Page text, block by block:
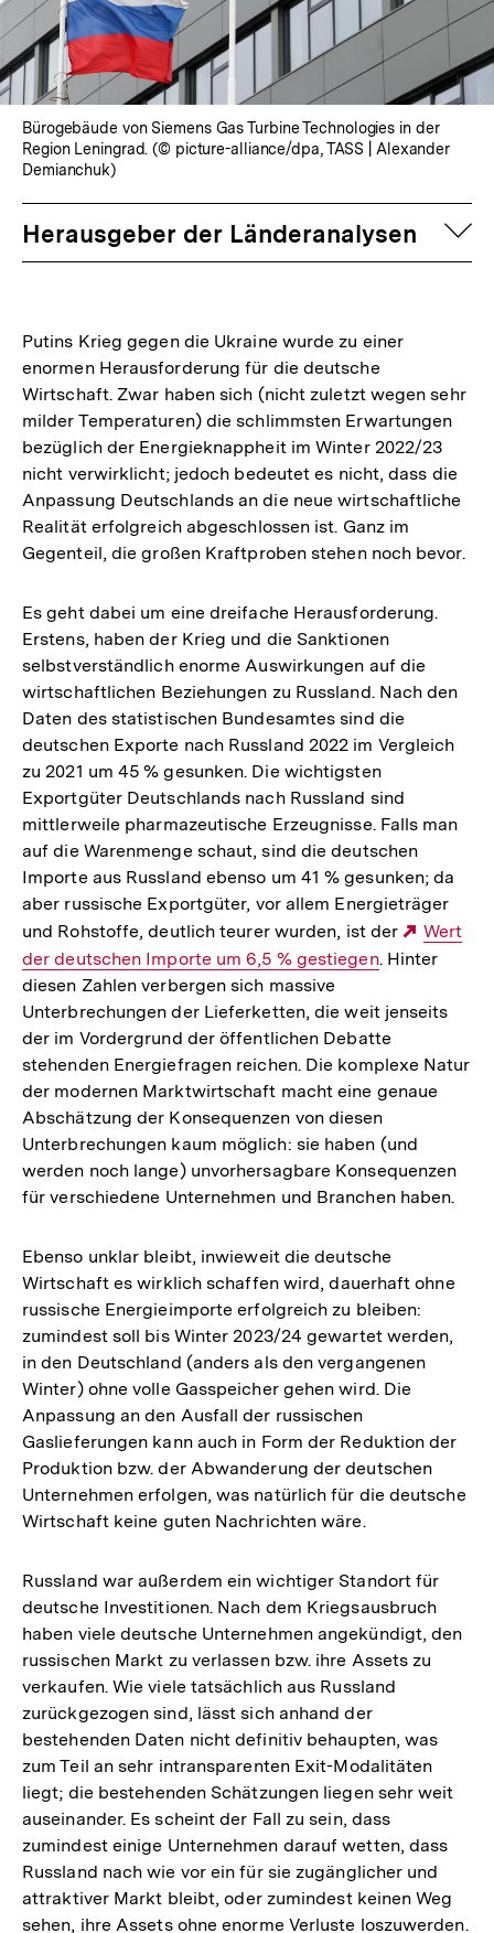
Bürogebäude von Siemens Gas Turbine Technologies in der
Region Leningrad. (© picture-alliance/dpa, TASS | Alexander
Demianchuk)
Herausgeber der Länderanalysen
Putins Krieg gegen die Ukraine wurde zu einer
enormen Herausforderung für die deutsche
Wirtschaft. Zwar haben sich (nicht zuletzt wegen sehr
milder Temperaturen) die schlimmsten Erwartungen
bezüglich der Energieknappheit im Winter 2022/23
nicht verwirklicht; jedoch bedeutet es nicht, dass die
Anpassung Deutschlands an die neue wirtschaftliche
Realität erfolgreich abgeschlossen ist. Ganz im
Gegenteil, die großen Kraftproben stehen noch bevor.
Es geht dabei um eine dreifache Herausforderung.
Erstens, haben der Krieg und die Sanktionen
selbstverständlich enorme Auswirkungen auf die
wirtschaftlichen Beziehungen zu Russland. Nach den
Daten des statistischen Bundesamtes sind die
deutschen Exporte nach Russland 2022 im Vergleich
zu 2021 um 45 % gesunken. Die wichtigsten
Exportgüter Deutschlands nach Russland sind
mittlerweile pharmazeutische Erzeugnisse. Falls man
auf die Warenmenge schaut, sind die deutschen
Importe aus Russland ebenso um 41 % gesunken; da
aber russische Exportgüter, vor allem Energieträger
und Rohstoffe, deutlich teurer wurden, ist der
Externer
Link:
Wert
der deutschen Importe um 6,5 % gestiegen. Hinter
diesen Zahlen verbergen sich massive
Unterbrechungen der Lieferketten, die weit jenseits
der im Vordergrund der öffentlichen Debatte
stehenden Energiefragen reichen. Die komplexe Natur
der modernen Marktwirtschaft macht eine genaue
Abschätzung der Konsequenzen von diesen
Unterbrechungen kaum möglich: sie haben (und
werden noch lange) unvorhersagbare Konsequenzen
für verschiedene Unternehmen und Branchen haben.
Ebenso unklar bleibt, inwieweit die deutsche
Wirtschaft es wirklich schaffen wird, dauerhaft ohne
russische Energieimporte erfolgreich zu bleiben:
zumindest soll bis Winter 2023/24 gewartet werden,
in den Deutschland (anders als den vergangenen
Winter) ohne volle Gasspeicher gehen wird. Die
Anpassung an den Ausfall der russischen
Gaslieferungen kann auch in Form der Reduktion der
Produktion bzw. der Abwanderung der deutschen
Unternehmen erfolgen, was natürlich für die deutsche
Wirtschaft keine guten Nachrichten wäre.
Russland war außerdem ein wichtiger Standort für
deutsche Investitionen. Nach dem Kriegsausbruch
haben viele deutsche Unternehmen angekündigt, den
russischen Markt zu verlassen bzw. ihre Assets zu
verkaufen. Wie viele tatsächlich aus Russland
zurückgezogen sind, lässt sich anhand der
bestehenden Daten nicht definitiv behaupten, was
zum Teil an sehr intransparenten Exit-Modalitäten
liegt; die bestehenden Schätzungen liegen sehr weit
auseinander. Es scheint der Fall zu sein, dass
zumindest einige Unternehmen darauf wetten, dass
Russland nach wie vor ein für sie zugänglicher und
attraktiver Markt bleibt, oder zumindest keinen Weg
sehen, ihre Assets ohne enorme Verluste loszuwerden.